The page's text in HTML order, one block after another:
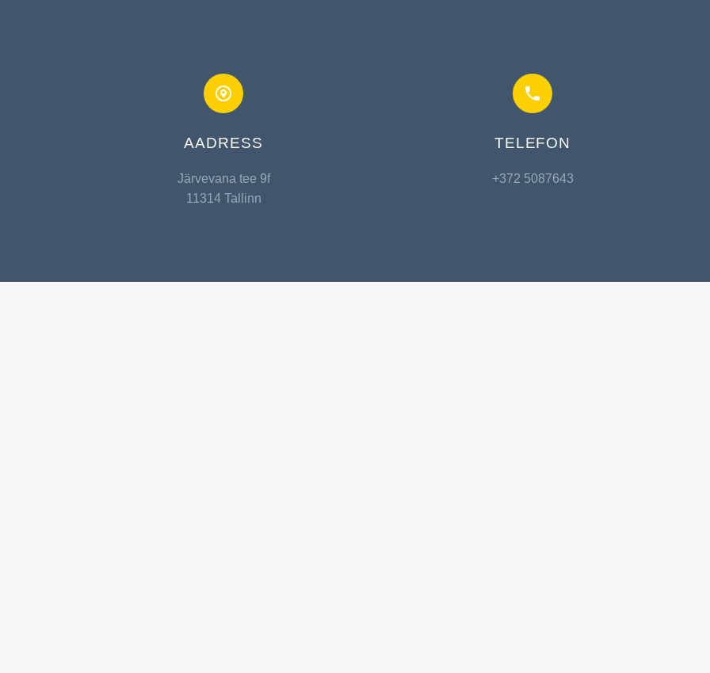


AADRESS
Järvevana tee 9f
11314 Tallinn


TELEFON
+372 5087643